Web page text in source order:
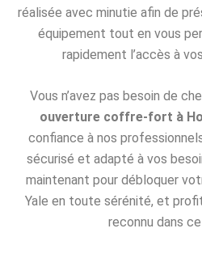
réalisée avec minutie afin de
équipement tout en vous
rapidement l’accès à
Vous n’avez pas besoin de
ouverture coffre-fort à
confiance à nos
sécurisé et adapté à vos
maintenant pour débloquer
Yale en toute sérénité, et
reconnu dans